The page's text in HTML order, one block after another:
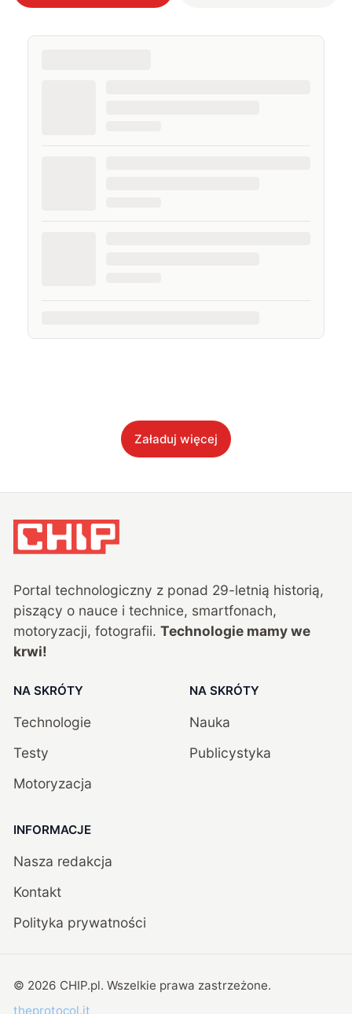
Załaduj więcej
Portal technologiczny z ponad 29-letnią historią,
piszący o nauce i technice, smartfonach,
motoryzacji, fotografii. Technologie mamy we
krwi!
NA SKRÓTY
Technologie
Testy
Motoryzacja
NA SKRÓTY
Nauka
Publicystyka
INFORMACJE
Nasza redakcja
Kontakt
Polityka prywatności
© 2026 CHIP.pl. Wszelkie prawa zastrzeżone.
theprotocol.it